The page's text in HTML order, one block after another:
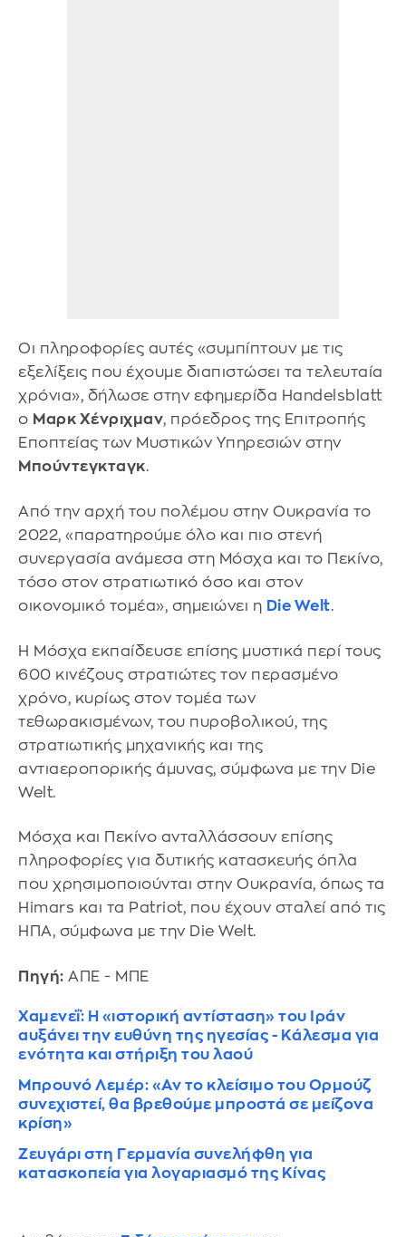
Οι πληροφορίες αυτές «συμπίπτουν με τις
εξελίξεις που έχουμε διαπιστώσει τα τελευταία
χρόνια», δήλωσε στην εφημερίδα Handelsblatt
ο Μαρκ Χένριχμαν, πρόεδρος της Επιτροπής
Εποπτείας των Μυστικών Υπηρεσιών στην
Μπούντεγκταγκ.
Από την αρχή του πολέμου στην Ουκρανία το
2022, «παρατηρούμε όλο και πιο στενή
συνεργασία ανάμεσα στη Μόσχα και το Πεκίνο,
τόσο στον στρατιωτικό όσο και στον
οικονομικό τομέα», σημειώνει η Die Welt.
Η Μόσχα εκπαίδευσε επίσης μυστικά περί τους
600 κινέζους στρατιώτες τον περασμένο
χρόνο, κυρίως στον τομέα των
τεθωρακισμένων, του πυροβολικού, της
στρατιωτικής μηχανικής και της
αντιαεροπορικής άμυνας, σύμφωνα με την Die
Welt.
Μόσχα και Πεκίνο ανταλλάσσουν επίσης
πληροφορίες για δυτικής κατασκευής όπλα
που χρησιμοποιούνται στην Ουκρανία, όπως τα
Himars και τα Patriot, που έχουν σταλεί από τις
ΗΠΑ, σύμφωνα με την Die Welt.
Πηγή: ΑΠΕ - ΜΠΕ
Χαμενεΐ: Η «ιστορική αντίσταση» του Ιράν
αυξάνει την ευθύνη της ηγεσίας - Κάλεσμα για
ενότητα και στήριξη του λαού
Μπρουνό Λεμέρ: «Αν το κλείσιμο του Ορμούζ
συνεχιστεί, θα βρεθούμε μπροστά σε μείζονα
κρίση»
Ζευγάρι στη Γερμανία συνελήφθη για
κατασκοπεία για λογαριασμό της Κίνας